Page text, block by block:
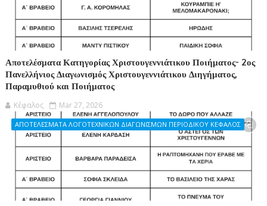
Αποτελέσματα Κατηγορίας Χριστουγεννιάτικου Ποιήματος- 2ος
Πανελλήνιος Διαγωνισμός Χριστουγεννιάτικου Διηγήματος,
Παραμυθιού και Ποιήματος
Κέφαλος Mar 27, 2026
ΑΠΟΤΕΛΕΣΜΑΤΑ ΛΟΓΟΤΕΧΝΙΚΩΝ ΔΙΑΓΩΝΙΣΜΩΝ ΠΕΡΙΟΔΙΚΟΥ ΚΕΦΑΛΟΣ